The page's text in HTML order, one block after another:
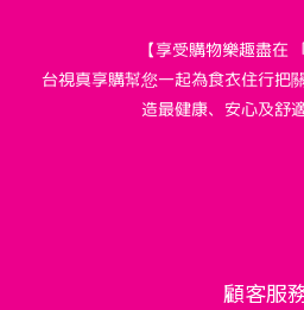
【享受購物樂趣盡在
台視真享購幫您一起為食衣住行把
造最健康、安心及舒
顧客服